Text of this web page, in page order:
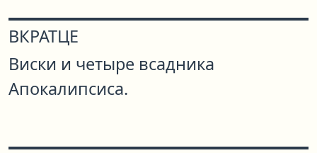
ВКРАТЦЕ
Виски и четыре всадника
Апокалипсиса.